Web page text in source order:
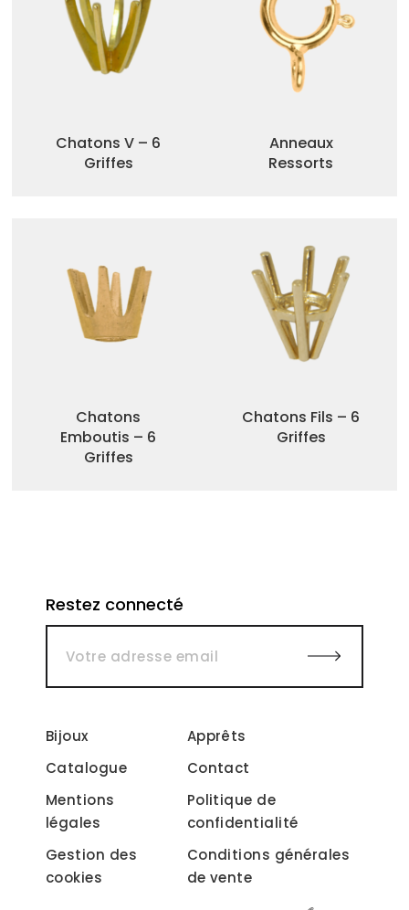
Chatons V – 6
Griffes
Anneaux
Ressorts
Chatons
Emboutis – 6
Griffes
Chatons Fils – 6
Griffes
Restez connecté
Bijoux
Catalogue
Mentions
légales
Gestion des
cookies
Apprêts
Contact
Politique de
confidentialité
Conditions générales
de vente